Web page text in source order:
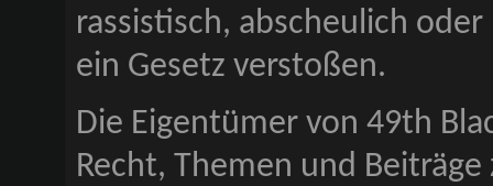
rassistisch, abscheulich
ein Gesetz verstoßen.
Die Eigentümer von 49th
Recht, Themen und